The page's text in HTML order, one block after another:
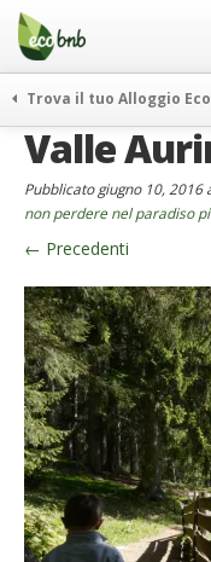
Menu
Salta
contenuto
Offerte Speciali
Regali
FAQ
Chi Siamo
Partner
Contatti
Italiano
German
English
Spanish
Trova il tuo Alloggio
weekend green
curiosità
vivere e viaggiare verde
news ed eventi
ecohotel
rassegna stampa
Valle
Pubblicatogiugno 10, 2016
non perdere nel paradiso
← Precedenti